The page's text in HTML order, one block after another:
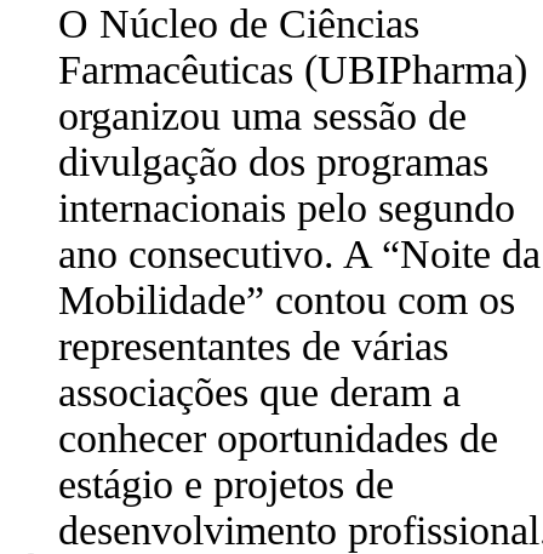
O Núcleo de Ciências
Farmacêuticas (UBIPharma)
organizou uma sessão de
divulgação dos programas
internacionais pelo segundo
ano consecutivo. A “Noite da
Mobilidade” contou com os
representantes de várias
associações que deram a
conhecer oportunidades de
estágio e projetos de
desenvolvimento